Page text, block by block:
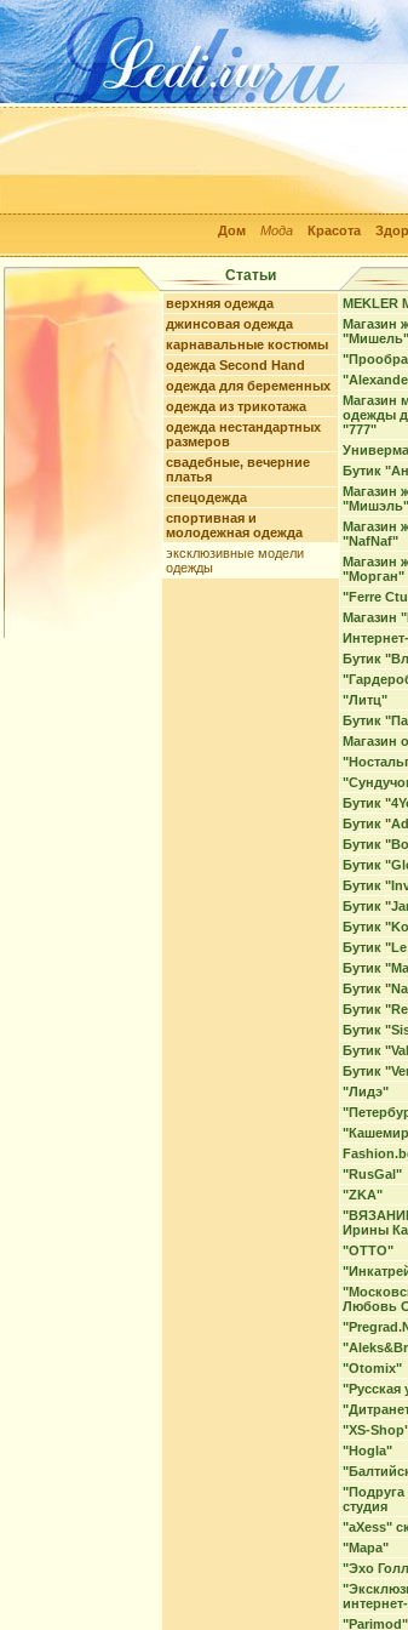
Дом Мода Красота
Статьи
верхняя одежда
джинсовая одежда
карнавальные костюмы
одежда Second Hand
одежда для беременных
одежда из трикотажа
одежда нестандартных
размеров
свадебные, вечерние
платья
спецодежда
спортивная и
молодежная одежда
эксклюзивные модели
одежды
Магазин
"Мишель"
Магазин
одежды
"777"
Бутик
Магазин
"Мишэль"
Магазин
"NafNaf"
Магазин
"Морган"
"Ferre
Магазин
Бутик
"Литц"
Бутик
Магазин
Бутик
Бутик
Бутик
Бутик
Бутик
Бутик
Бутик
Бутик
Бутик
Бутик
Бутик
Бутик
Бутик
Бутик
"Лидэ"
"RusGal"
"ZKA"
Ирины
"ОТТО"
Любовь
"Otomix"
"Русская
"XS-
"Hogla"
"Подруга
студия
"aXess"
"Мара"
"Эхо
"Parimod"